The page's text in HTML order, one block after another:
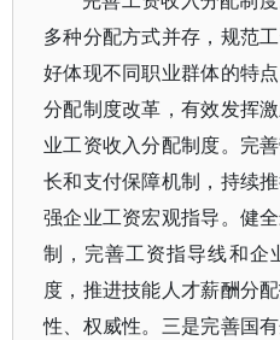
多种分配方式并存，规范
好体现不同职业群体的特
分配制度改革，有效发挥
业工资收入分配制度。完
长和支付保障机制，持续
强企业工资宏观指导。健
制，完善工资指导线和企
度，推进技能人才薪酬分
性、权威性。三是完善国